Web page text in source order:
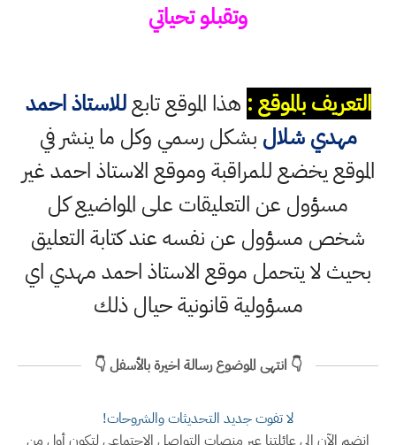
وتقبلو تحياتي
التعريف بالموقع : هذا الموقع تابعللاستاذ احمد
مهدي شلال بشكل رسمي وكل ما ينشر في
الموقع يخضع للمراقبة وموقع الاستاذ احمد غير
مسؤول عن التعليقات على المواضيع كل
شخص مسؤول عن نفسه عند كتابة التعليق
بحيث لا يتحمل موقع الاستاذ احمد مهدي اي
مسؤولية قانونية حيال ذلك
👇 انتهى الموضوع رسالة اخيرة بالأسفل 👇
لا تفوت جديد التحديثات والشروحات!
انضم الآن إلى عائلتنا عبر منصات التواصل الاجتماعي لتكون أول من